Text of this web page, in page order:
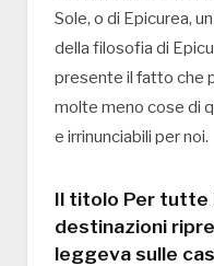
Sole, o di Epicurea,
della filosofia di
presente il fatto che
molte meno cose di
e irrinunciabili per noi.
Il titolo Per tutte
destinazioni
leggeva sulle